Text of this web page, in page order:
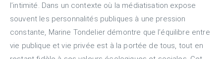
l’intimité. Dans un contexte où la médiatisation expose
souvent les personnalités publiques à une pression
constante, Marine Tondelier démontre que l’équilibre entre
vie publique et vie privée est à la portée de tous, tout en